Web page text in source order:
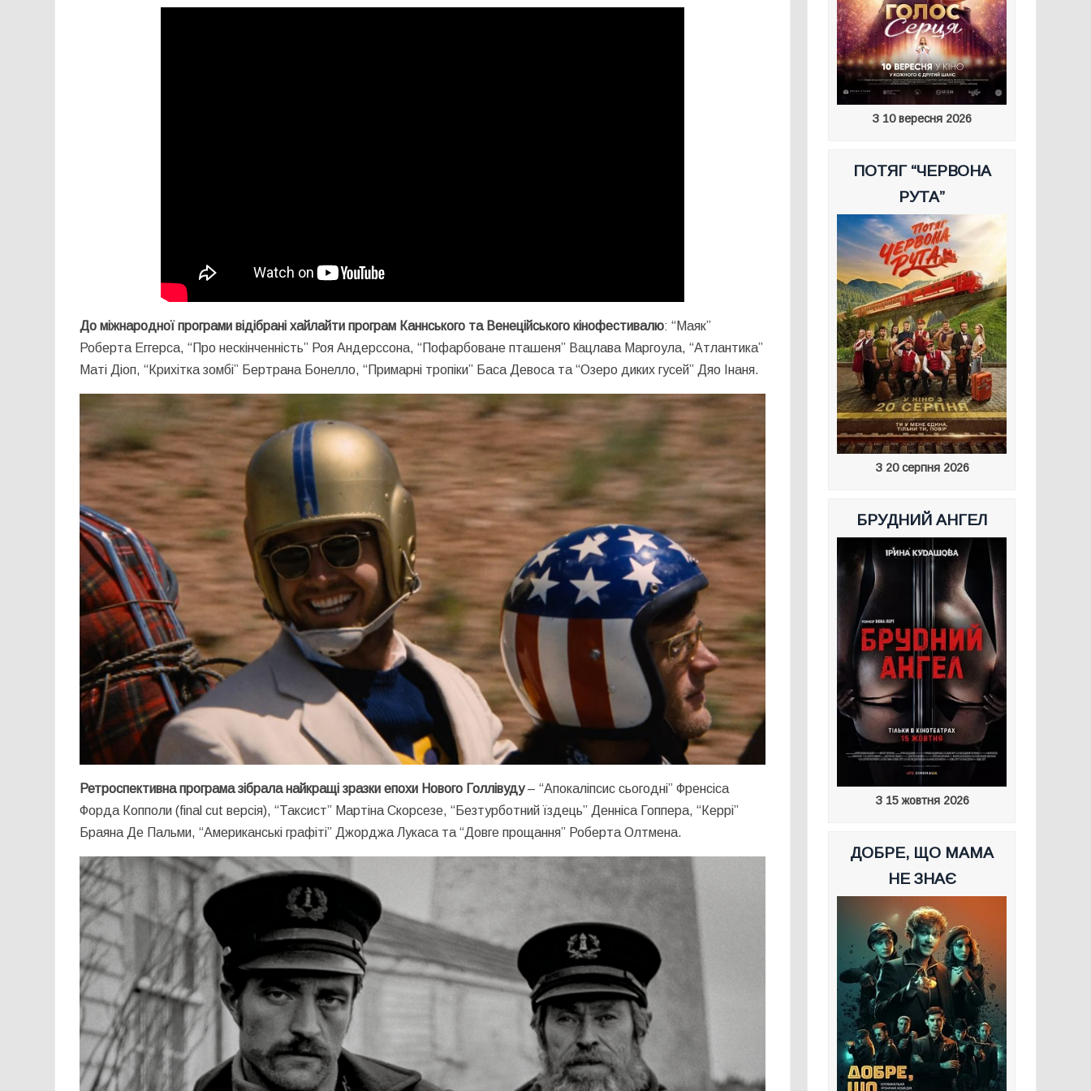
До міжнародної програми відібрані хайлайти програм Каннського та Венеційського кінофестивалю: “Маяк”
Роберта Еггерса, “Про нескінченність” Роя Андерссона, “Пофарбоване пташеня” Вацлава Маргоула, “Атлантика”
Маті Діоп, “Крихітка зомбі” Бертрана Бонелло, “Примарні тропіки” Баса Девоса та “Озеро диких гусей” Дяо Інаня.
Ретроспективна програма зібрала найкращі зразки епохи Нового Голлівуду– “Апокаліпсис сьогодні” Френсіса
Форда Копполи (final cut версія), “Таксист” Мартіна Скорсезе, “Безтурботний їздець” Денніса Гоппера, “Керрі”
Браяна Де Пальми, “Американські графіті” Джорджа Лукаса та “Довге прощання” Роберта Олтмена.
З 10 вересня 2026
ПОТЯГ “ЧЕРВОНА
РУТА”
З 20 серпня 2026
БРУДНИЙ АНГЕЛ
З 15 жовтня 2026
ДОБРЕ, ЩО МАМА
НЕ ЗНАЄ